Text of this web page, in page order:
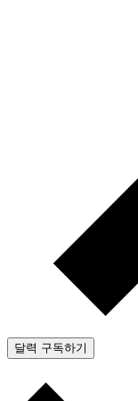
달력 구독하기